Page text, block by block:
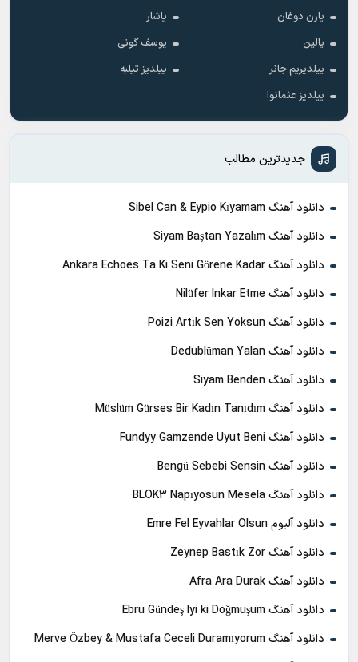
یارن دوغان
یاشار
یالین
یوسف گونی
ییلدیریم جانر
ییلدیز تیلبه
ییلدیز عثمانوا
جدیدترین مطالب
دانلود آهنگ Sibel Can & Eypio Kıyamam
دانلود آهنگ Siyam Baştan Yazalım
دانلود آهنگ Ankara Echoes Ta Ki Seni Görene Kadar
دانلود آهنگ Nilüfer Inkar Etme
دانلود آهنگ Poizi Artık Sen Yoksun
دانلود آهنگ Dedublüman Yalan
دانلود آهنگ Siyam Benden
دانلود آهنگ Müslüm Gürses Bir Kadın Tanıdım
دانلود آهنگ Fundyy Gamzende Uyut Beni
دانلود آهنگ Bengü Sebebi Sensin
دانلود آهنگ BLOK3 Napıyosun Mesela
دانلود آلبوم Emre Fel Eyvahlar Olsun
دانلود آهنگ Zeynep Bastık Zor
دانلود آهنگ Afra Ara Durak
دانلود آهنگ Ebru Gündeş Iyi ki Doğmuşum
دانلود آهنگ Merve Özbey & Mustafa Ceceli Duramıyorum